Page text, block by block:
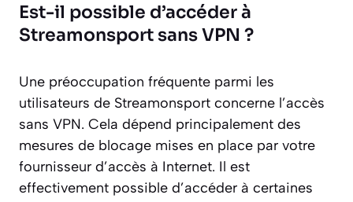
Est-il possible d’accéder à
Streamonsport sans VPN ?
Une préoccupation fréquente parmi les
utilisateurs de Streamonsport concerne l’accès
sans VPN. Cela dépend principalement des
mesures de blocage mises en place par votre
fournisseur d’accès à Internet. Il est
effectivement possible d’accéder à certaines